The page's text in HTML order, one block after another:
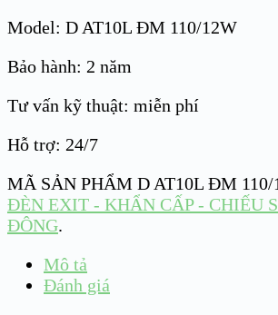
Model: D AT10L ĐM 110/12W
Bảo hành: 2 năm
Tư vấn kỹ thuật: miễn phí
Hỗ trợ: 24/7
MÃ SẢN PHẨM D AT10L ĐM 110/
ĐÈN EXIT - KHẨN CẤP - CHIẾU
ĐÔNG.
Mô tả
Đánh giá